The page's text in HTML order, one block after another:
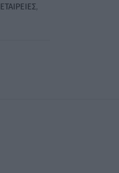
ΕΤΑΙΡΕΙΕΣ,